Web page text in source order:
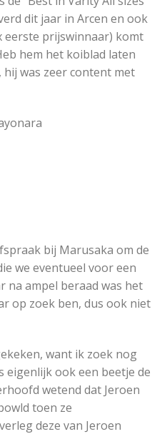
dit jaar in Arcen en ook
eerste prijswinnaar) komt
hem het koiblad laten
hij was zeer content met
bij Marusaka om de
we eventueel voor een
na ampel beraad was het
op zoek ben, dus ook niet
want ik zoek nog
eigenlijk ook een beetje de
wetend dat Jeroen
toen ze
deze van Jeroen